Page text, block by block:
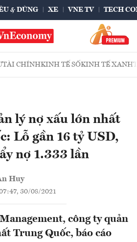
& DÙNG XE VNE TV TECH
TÀI CHÍNHKINH TẾ SỐKINH TẾ XANH
lý nợ xấu lớn nhất
Lỗ gần 16 tỷ USD,
nợ 1.333 lần
Huy
30/08/2021
công ty quản
Trung Quốc, báo cáo